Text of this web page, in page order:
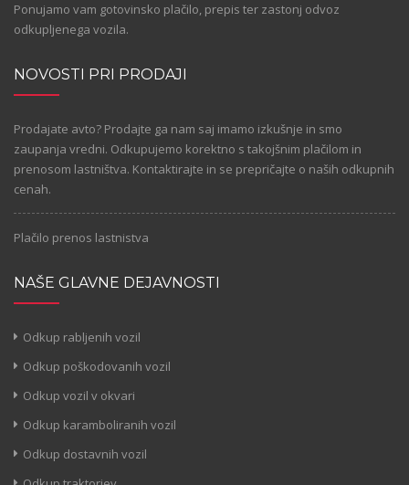
Ponujamo vam gotovinsko plačilo, prepis ter zastonj odvoz
odkupljenega vozila.
NOVOSTI PRI PRODAJI
Prodajate avto? Prodajte ga nam saj imamo izkušnje in smo
zaupanja vredni. Odkupujemo korektno s takojšnim plačilom in
prenosom lastništva. Kontaktirajte in se prepričajte o naših odkupnih
cenah.
Plačilo prenos lastnistva
NAŠE GLAVNE DEJAVNOSTI
Odkup rabljenih vozil
Odkup poškodovanih vozil
Odkup vozil v okvari
Odkup karamboliranih vozil
Odkup dostavnih vozil